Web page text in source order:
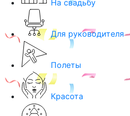
На свадьбу
Для руководителя
Полеты
Красота